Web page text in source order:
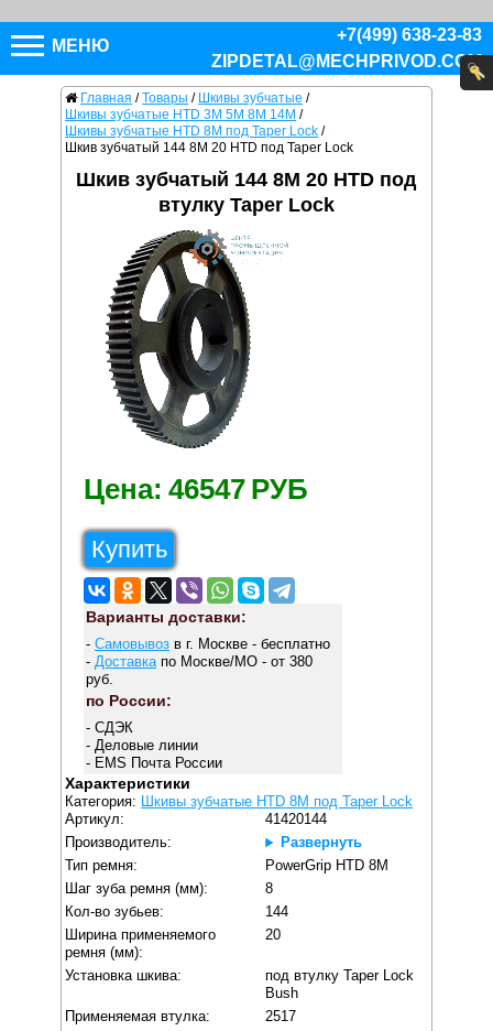
МЕНЮ
+7(499) 638-23-83
ZIPDETAL@MECHPRIVOD.COM
Главная / Товары / Шкивы зубчатые /
Шкивы зубчатые HTD 3M 5M 8M 14M /
Шкивы зубчатые HTD 8M под Taper Lock /
Шкив зубчатый 144 8M 20 HTD под Taper Lock
Шкив зубчатый 144 8M 20 HTD под
втулку Taper Lock
Цена: 46547 РУБ
Купить
Варианты доставки:
- Самовывозв г. Москве - бесплатно
- Доставкапо Москве/МО - от 380
руб.
по России:
- СДЭК
- Деловые линии
- EMS Почта России
Характеристики
Категория: Шкивы зубчатые HTD 8M под Taper Lock
Артикул:
41420144
Производитель:
Развернуть
Тип ремня:
PowerGrip HTD 8M
Шаг зуба ремня (мм):
8
Кол-во зубьев:
144
Ширина применяемого
ремня (мм):
20
Установка шкива:
под втулку Taper Lock
Bush
Применяемая втулка:
2517